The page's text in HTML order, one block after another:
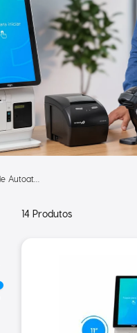
14Produtos